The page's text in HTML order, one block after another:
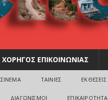
ΧΟΡΗΓΟΣ ΕΠΙΚΟΙΝΩΝΙΑΣ
ΣΙΝΕΜΑ ΤΑΙΝΙΕΣ ΕΚΘΕΣΕΙΣ
ΔΙΑΓΩΝΙΣΜΟΙ ΕΠΙΚΑΙΡΟΤΗΤΑ